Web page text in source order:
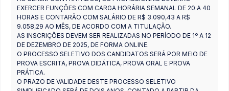
EXERCER FUNÇÕES COM CARGA HORÁRIA SEMANAL DE 20 A 40
HORAS E CONTARÃO COM SALÁRIO DE R$ 3.090,43 A R$
9.058,29 AO MÊS, DE ACORDO COM A TITULAÇÃO.
AS INSCRIÇÕES DEVEM SER REALIZADAS NO PERÍODO DE 1º A 12
DE DEZEMBRO DE 2025, DE FORMA ONLINE.
O PROCESSO SELETIVO DOS CANDIDATOS SERÁ POR MEIO DE
PROVA ESCRITA, PROVA DIDÁTICA, PROVA ORAL E PROVA
PRÁTICA.
O PRAZO DE VALIDADE DESTE PROCESSO SELETIVO